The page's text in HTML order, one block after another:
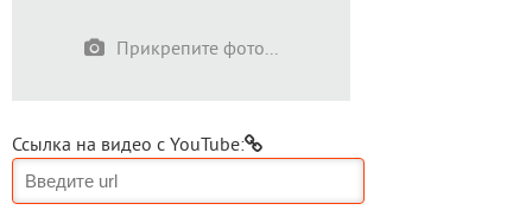
Прикрепите фото...
Ссылка на видео с YouTube: